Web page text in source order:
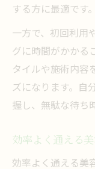
する方に最適です。
一方で、初回利用
グに時間がかかる
タイルや施術内容
ズになります。自
握し、無駄な待ち
効率よく通える
効率よく通える美